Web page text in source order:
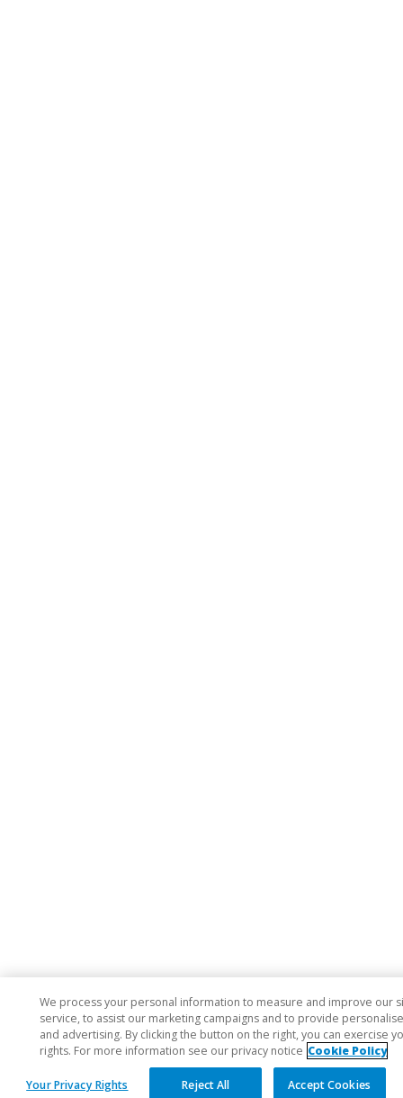
We process your personal information to measure and improve our
service, to assist our marketing campaigns and to provide
and advertising. By clicking the button on the right, you can exercise
rights. For more information see our privacy notice Cookie Policy
Your Privacy Rights Reject All Accept Cookies